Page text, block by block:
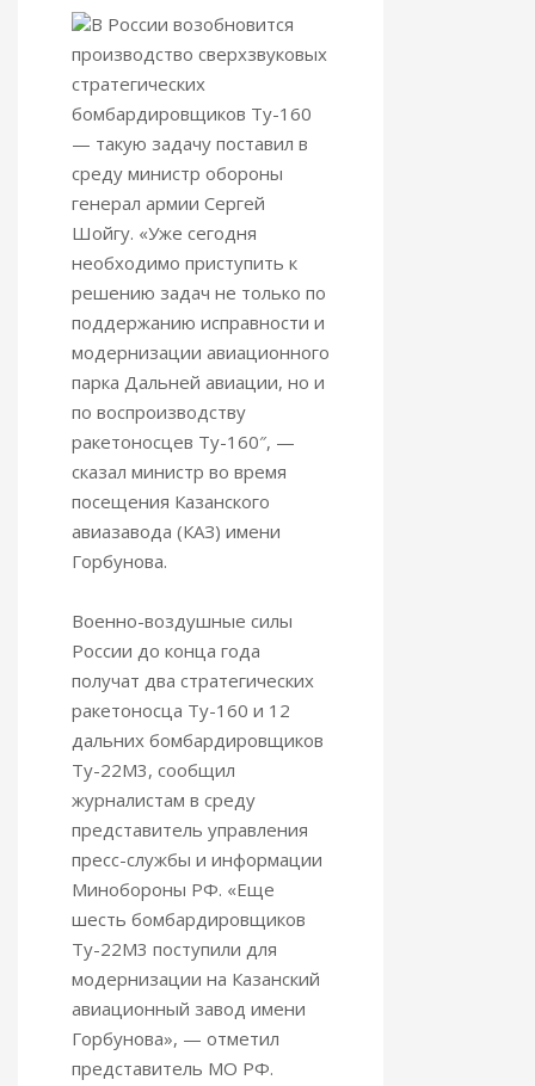
В России возобновится
производство сверхзвуковых
стратегических
бомбардировщиков Ту-160
— такую задачу поставил в
среду министр обороны
генерал армии Сергей
Шойгу. «Уже сегодня
необходимо приступить к
решению задач не только по
поддержанию исправности и
модернизации авиационного
парка Дальней авиации, но и
по воспроизводству
ракетоносцев Ту-160″, —
сказал министр во время
посещения Казанского
авиазавода (КАЗ) имени
Горбунова.
Военно-воздушные силы
России до конца года
получат два стратегических
ракетоносца Ту-160 и 12
дальних бомбардировщиков
Ту-22М3, сообщил
журналистам в среду
представитель управления
пресс-службы и информации
Минобороны РФ. «Еще
шесть бомбардировщиков
Ту-22М3 поступили для
модернизации на Казанский
авиационный завод имени
Горбунова», — отметил
представитель МО РФ.